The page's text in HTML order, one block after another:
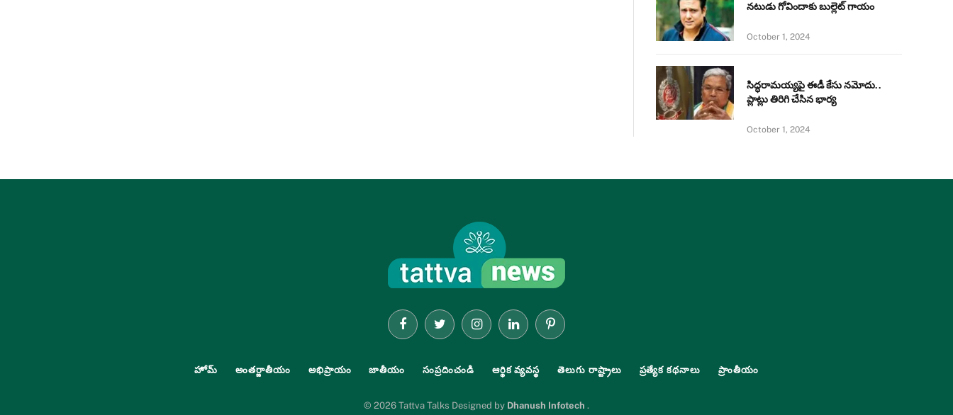
నటుడు గోవిందాకు బుల్లెట్ గాయం
October 1, 2024
సిద్ధరామయ్యపై ఈడీ కేసు నమోదు..
ప్లాట్లు తిరిగి చేసిన భార్య
October 1, 2024
FacebookTwitter InstagramLinkedInPinterest
హోమ్ అంతర్జాతీయం అభిప్రాయం జాతీయం సంప్రదించండి ఆర్థిక వ్యవస్థ తెలుగు రాష్ట్రాలు ప్రత్యేక కథనాలు ప్రాంతీయం
© 2026 Tattva Talks Designed by Dhanush Infotech .